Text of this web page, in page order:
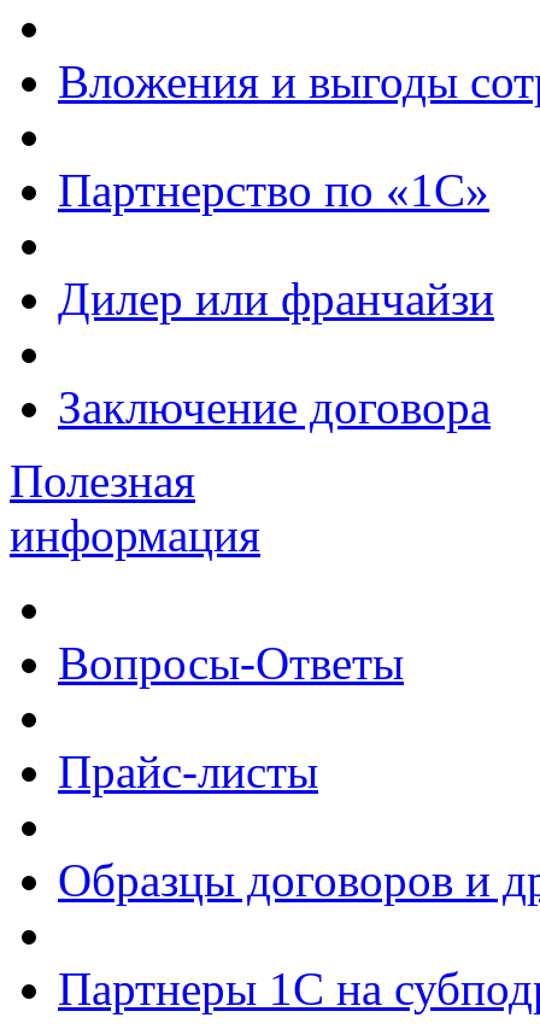
Вложения и выгоды
Партнерство по «1С»
Дилер или франчайзи
Заключение договора
Полезная
информация
Вопросы-Ответы
Прайс-листы
Образцы договоров и
Партнеры 1С на